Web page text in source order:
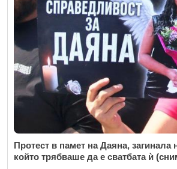
Протест в памет на Даяна, загинала
който трябваше да е сватбата ѝ